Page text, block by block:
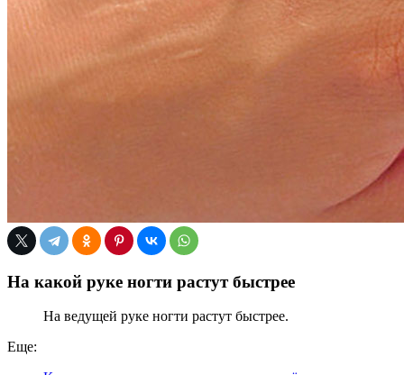
На какой руке ногти растут быстрее
На ведущей руке ногти растут быстрее.
Еще: